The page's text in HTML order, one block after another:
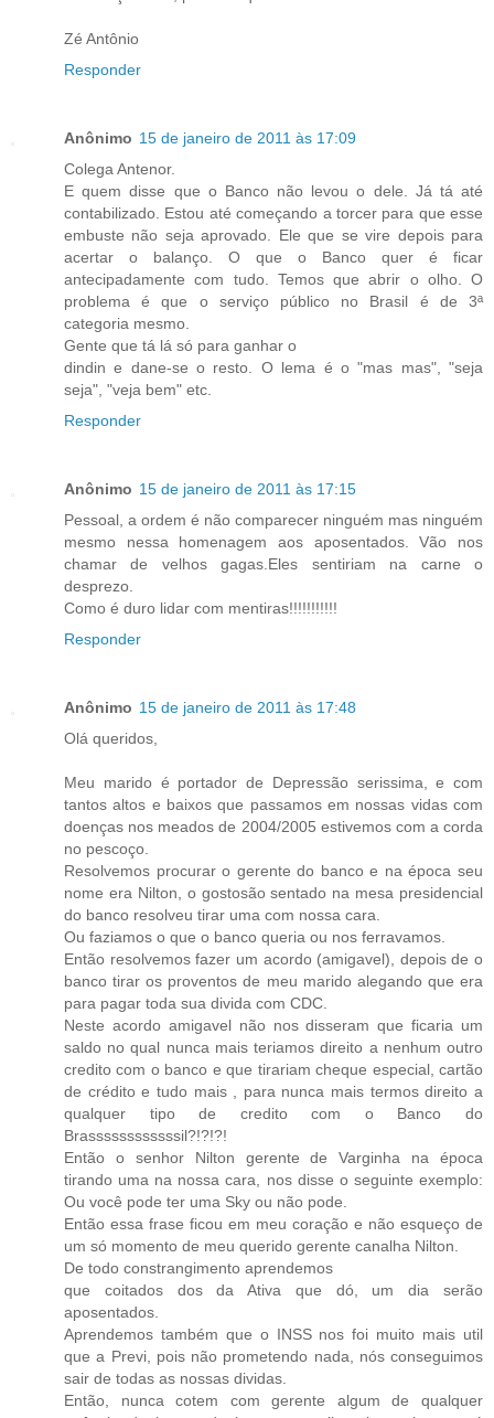
Zé Antônio
Responder
Anônimo 15 de janeiro de 2011 às 17:09
Colega Antenor.
E quem disse que o Banco não levou o dele. Já tá até
contabilizado. Estou até começando a torcer para que esse
embuste não seja aprovado. Ele que se vire depois para
acertar o balanço. O que o Banco quer é ficar
antecipadamente com tudo. Temos que abrir o olho. O
problema é que o serviço público no Brasil é de 3ª
categoria mesmo.
Gente que tá lá só para ganhar o
dindin e dane-se o resto. O lema é o "mas mas", "seja
seja", "veja bem" etc.
Responder
Anônimo 15 de janeiro de 2011 às 17:15
Pessoal, a ordem é não comparecer ninguém mas ninguém
mesmo nessa homenagem aos aposentados. Vão nos
chamar de velhos gagas.Eles sentiriam na carne o
desprezo.
Como é duro lidar com mentiras!!!!!!!!!!!
Responder
Anônimo 15 de janeiro de 2011 às 17:48
Olá queridos,
Meu marido é portador de Depressão serissima, e com
tantos altos e baixos que passamos em nossas vidas com
doenças nos meados de 2004/2005 estivemos com a corda
no pescoço.
Resolvemos procurar o gerente do banco e na época seu
nome era Nilton, o gostosão sentado na mesa presidencial
do banco resolveu tirar uma com nossa cara.
Ou faziamos o que o banco queria ou nos ferravamos.
Então resolvemos fazer um acordo (amigavel), depois de o
banco tirar os proventos de meu marido alegando que era
para pagar toda sua divida com CDC.
Neste acordo amigavel não nos disseram que ficaria um
saldo no qual nunca mais teriamos direito a nenhum outro
credito com o banco e que tirariam cheque especial, cartão
de crédito e tudo mais , para nunca mais termos direito a
qualquer tipo de credito com o Banco do
Brassssssssssssil?!?!?!
Então o senhor Nilton gerente de Varginha na época
tirando uma na nossa cara, nos disse o seguinte exemplo:
Ou você pode ter uma Sky ou não pode.
Então essa frase ficou em meu coração e não esqueço de
um só momento de meu querido gerente canalha Nilton.
De todo constrangimento aprendemos
que coitados dos da Ativa que dó, um dia serão
aposentados.
Aprendemos também que o INSS nos foi muito mais util
que a Previ, pois não prometendo nada, nós conseguimos
sair de todas as nossas dividas.
Então, nunca cotem com gerente algum de qualquer